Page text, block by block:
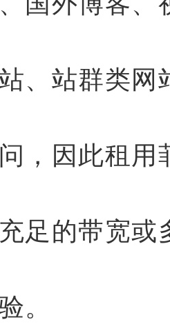
、站群类网
，因此租用
足的带宽或
。